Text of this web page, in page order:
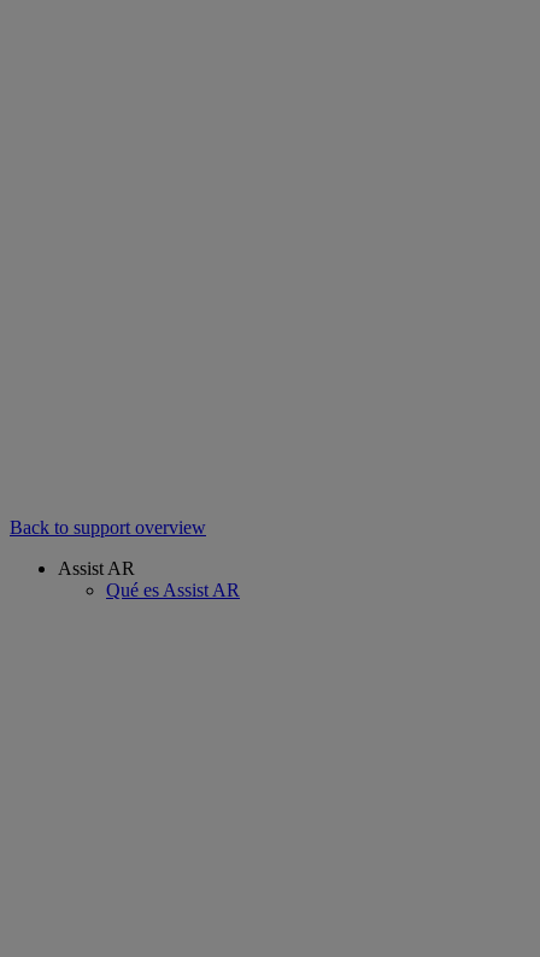
Back to support overview
Assist AR
Qué es Assist AR